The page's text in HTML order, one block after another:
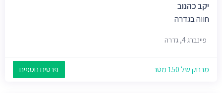
יקב כהנוב
חווה בגדרה
פיינברג 4, גדרה
מרחק של 150 מטר פרטים נוספים